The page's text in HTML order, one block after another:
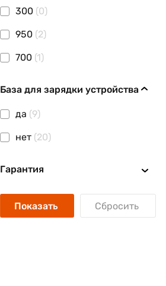
300 (0)
950 (2)
700 (1)
База для зарядки устройства
да (9)
нет (20)
Гарантия
Показать Сбросить